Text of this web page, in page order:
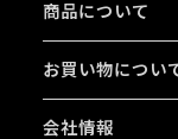
商品について
お買い物につい
会社情報